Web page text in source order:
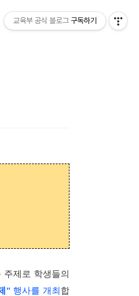
주제로 학생들의
" 행사를 개최 합
교육부 공식 블로그 구독하기